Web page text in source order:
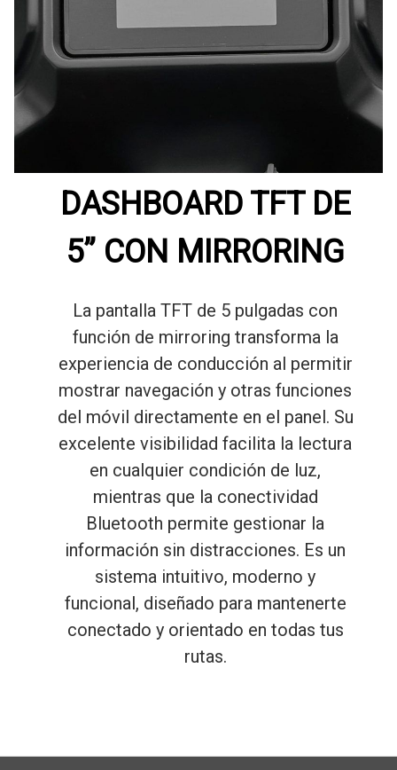
DASHBOARD TFT DE
5” CON MIRRORING
La pantalla TFT de 5 pulgadas con
función de mirroring transforma la
experiencia de conducción al permitir
mostrar navegación y otras funciones
del móvil directamente en el panel. Su
excelente visibilidad facilita la lectura
en cualquier condición de luz,
mientras que la conectividad
Bluetooth permite gestionar la
información sin distracciones. Es un
sistema intuitivo, moderno y
funcional, diseñado para mantenerte
conectado y orientado en todas tus
rutas.